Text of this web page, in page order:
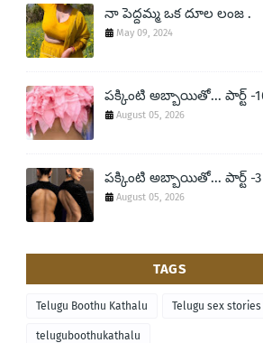
నా పెద్దమ్మ ఒక దూల లంజ .
May 09, 2024
పక్కింటి అబ్బాయితో... పార్ట్ -
August 05, 2026
పక్కింటి అబ్బాయితో... పార్ట్ -3
August 05, 2026
TAGS
Telugu Boothu Kathalu Telugu sex stories
teluguboothukathalu